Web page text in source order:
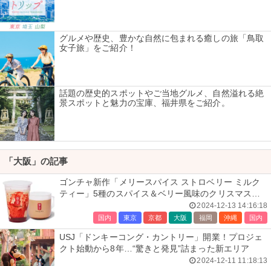
グルメや歴史、豊かな自然に包まれる癒しの旅「鳥取
女子旅」をご紹介！
話題の歴史的スポットやご当地グルメ、自然溢れる絶
景スポットと魅力の宝庫、福井県をご紹介。
「大阪」の記事
ゴンチャ新作「メリースパイス ストロベリー ミルク
ティー」5種のスパイス＆ベリー風味のクリスマステ
2024-12-13 14:16:18
国内 東京 京都 大阪 福岡 沖縄 国内
USJ「ドンキーコング・カントリー」開業！プロジェ
クト始動から8年…“驚きと発見”詰まった新エリア
2024-12-11 11:18:13